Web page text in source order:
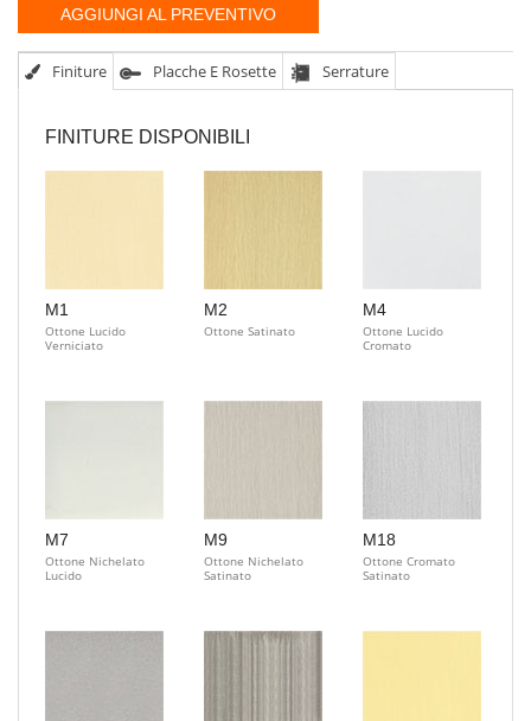
AGGIUNGI AL PREVENTIVO
Finiture Placche E Rosette Serrature
FINITURE DISPONIBILI
M1
Ottone Lucido
Verniciato
M2
Ottone Satinato
M4
Ottone Lucido
Cromato
M7
Ottone Nichelato
Lucido
M9
Ottone Nichelato
Satinato
M18
Ottone Cromato
Satinato